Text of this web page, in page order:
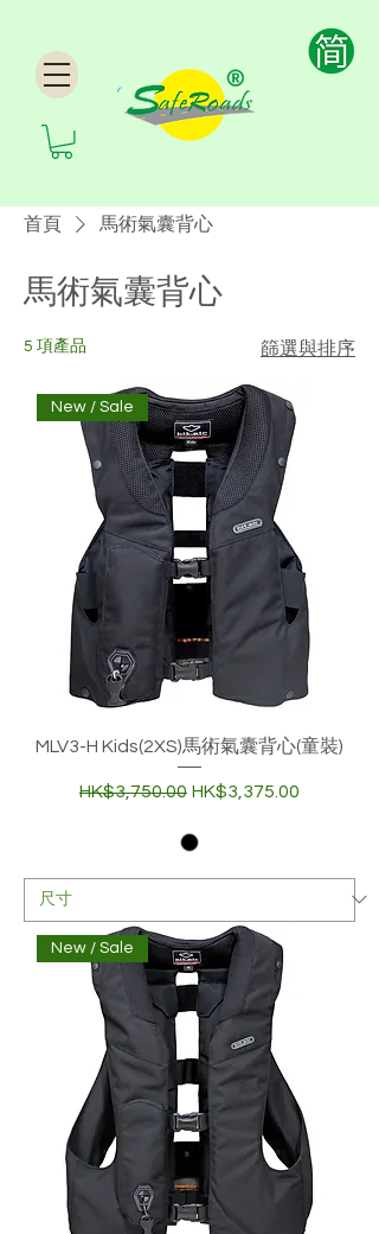
首頁 馬術氣囊背心
馬術氣囊背心
5 項產品 篩選與排序
New / Sale
MLV3-H Kids(2XS)馬術氣囊背心(童裝)
一般價格
HK$3,750.00 促銷價格
HK$3,375.00
New / Sale